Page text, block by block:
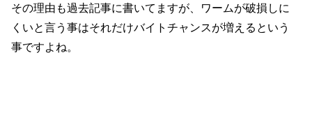
その理由も過去記事に書いてますが、ワームが破損しに
くいと言う事はそれだけバイトチャンスが増えるという
事ですよね。